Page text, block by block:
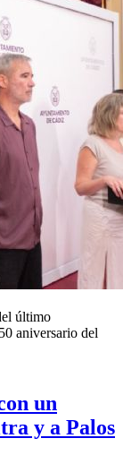
último
aniversario del
un
y a Palos